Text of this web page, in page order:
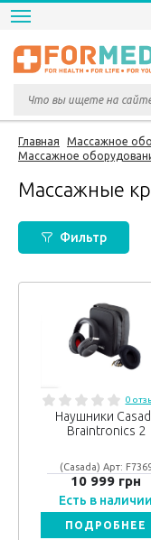
Главная
Массажное
Массажное
Массажные
Фильтр
0
Наушники
Braintronics 2
(Casada) Арт:
10 999 грн
Есть в наличии
ПОДРОБНЕЕ